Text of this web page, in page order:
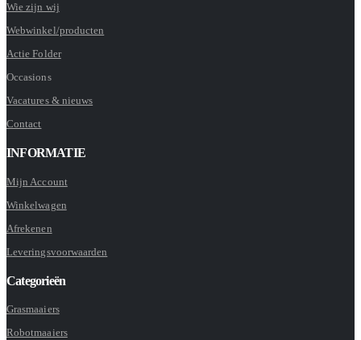
Wie zijn wij
Webwinkel/producten
Actie Folder
Occasions
Vacatures & nieuws
Contact
INFORMATIE
Mijn Account
Winkelwagen
Afrekenen
Leveringsvoorwaarden
Categorieën
Grasmaaiers
Robotmaaiers